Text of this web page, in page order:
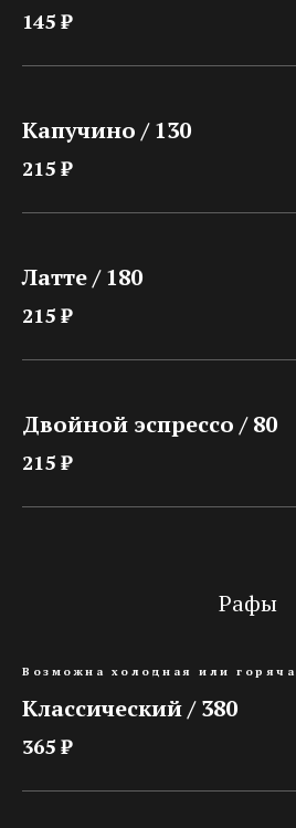
145 ₽
Капучино / 130
215 ₽
Латте / 180
215 ₽
Двойной эспрессо / 80
215 ₽
Рафы
Возможна холодная или
Классический / 380
365 ₽